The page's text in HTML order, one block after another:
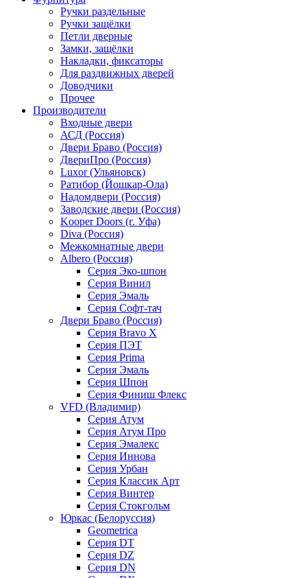
Ручки раздельные
Ручки защёлки
Петли дверные
Замки, защёлки
Накладки, фиксаторы
Для раздвижных дверей
Доводчики
Прочее
Производители
Входные двери
АСД (Россия)
Двери Браво (Россия)
ДвериПро (Россия)
Luxor (Ульяновск)
Ратибор (Йошкар-Ола)
Надомдвери (Россия)
Заводские двери (Россия)
Kooper Doors (г. Уфа)
Diva (Россия)
Межкомнатные двери
Albero (Россия)
Серия Эко-шпон
Серия Винил
Серия Эмаль
Серия Софт-тач
Двери Браво (Россия)
Серия Bravo X
Серия ПЭТ
Серия Prima
Серия Эмаль
Серия Шпон
Серия Финиш Флекс
VFD (Владимир)
Серия Атум
Серия Атум Про
Серия Эмалекс
Серия Иннова
Серия Урбан
Серия Классик Арт
Серия Винтер
Серия Стокгольм
Юркас (Белоруссия)
Geometrica
Серия DT
Серия DZ
Серия DN